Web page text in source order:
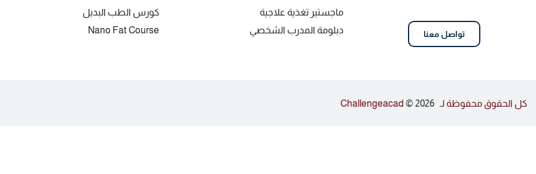
تواصل معنا
ماجستير تغذية علاجية
دبلومة المدرب الشخصي
كورس الطب البديل
Nano Fat Course
كل الحقوق محفوظة لـ Challengeacad © 2026